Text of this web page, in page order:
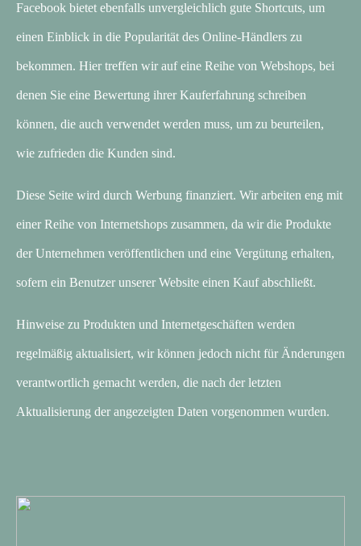
Facebook bietet ebenfalls unvergleichlich gute Shortcuts, um
einen Einblick in die Popularität des Online-Händlers zu
bekommen. Hier treffen wir auf eine Reihe von Webshops, bei
denen Sie eine Bewertung ihrer Kauferfahrung schreiben
können, die auch verwendet werden muss, um zu beurteilen,
wie zufrieden die Kunden sind.
Diese Seite wird durch Werbung finanziert. Wir arbeiten eng mit
einer Reihe von Internetshops zusammen, da wir die Produkte
der Unternehmen veröffentlichen und eine Vergütung erhalten,
sofern ein Benutzer unserer Website einen Kauf abschließt.
Hinweise zu Produkten und Internetgeschäften werden
regelmäßig aktualisiert, wir können jedoch nicht für Änderungen
verantwortlich gemacht werden, die nach der letzten
Aktualisierung der angezeigten Daten vorgenommen wurden.